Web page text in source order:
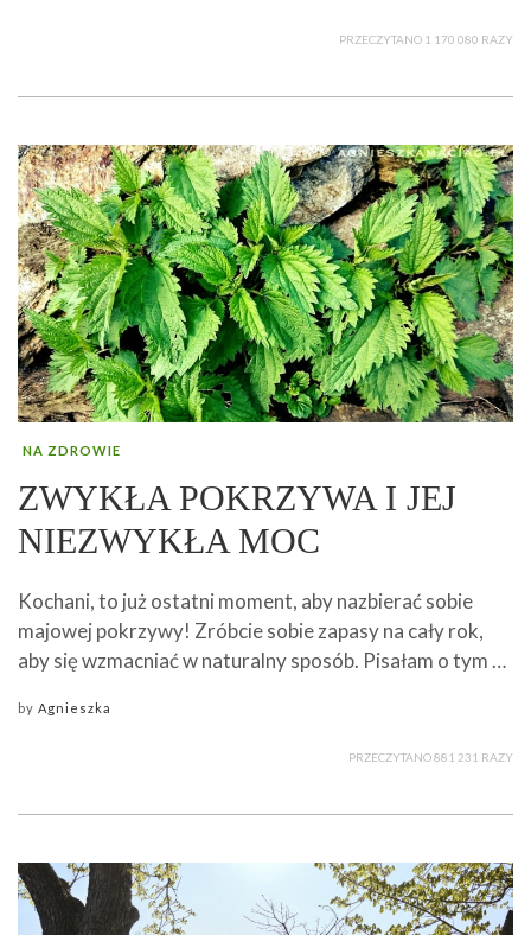
PRZECZYTANO 1 170 080 RAZY
NA ZDROWIE
ZWYKŁA POKRZYWA I JEJ
NIEZWYKŁA MOC
Kochani, to już ostatni moment, aby nazbierać sobie
majowej pokrzywy! Zróbcie sobie zapasy na cały rok,
aby się wzmacniać w naturalny sposób. Pisałam o tym …
by Agnieszka
PRZECZYTANO 881 231 RAZY